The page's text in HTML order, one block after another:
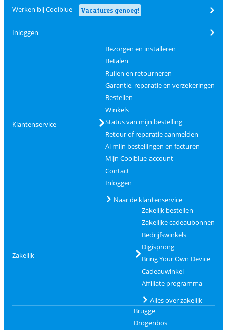
Werken bij Coolblue Vacatures genoeg!
Inloggen
Klantenservice
Bezorgen en installeren
Betalen
Ruilen en retourneren
Garantie, reparatie en verzekeringen
Bestellen
Winkels
Status van mijn bestelling
Retour of reparatie aanmelden
Al mijn bestellingen en facturen
Mijn Coolblue-account
Contact
Inloggen
Naar de klantenservice
Zakelijk
Zakelijk bestellen
Zakelijke cadeaubonnen
Bedrijfswinkels
Digisprong
Bring Your Own Device
Cadeauwinkel
Affiliate programma
Alles over zakelijk
Brugge
Drogenbos